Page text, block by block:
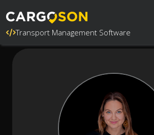
Transport Management Software